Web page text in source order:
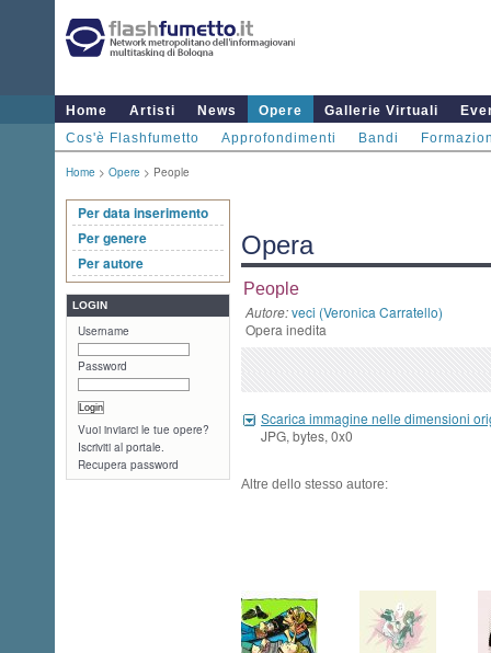
Home Artisti News Opere Gallerie Virtuali
Cos'è Flashfumetto
Approfondimenti Bandi
Home > Opere > People
Per data inserimento
Per genere
Per autore
LOGIN
Username
Password
Vuoi inviarci le tue opere?
Iscriviti al portale.
Recupera password
Opera
People
Autore:veci (Veronica Carratello)
Opera inedita
Scarica immagine nelle dimensioni
JPG, bytes, 0x0
Altre dello stesso autore: